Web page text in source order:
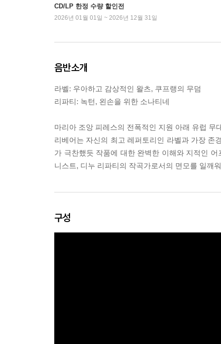
CD/LP 한정 수량 할인전
2026년 01월 01일 ~ 2026년 12월 31일
음반소개
라벨: 우아하고 감상적인 왈츠, 쿠프랭의 무덤
리파티: 녹턴, 왼손을 위한 소나티네
마리아 조앙 피레스의 전폭적인 지원 아래 유럽
리베어는 자신의 최고 레퍼토리인 라벨과 가장 존
가 극찬했듯 작품에 대한 완벽한 이해와 지적인
니스트, 디누 리파티의 작곡가로서의 면모를 일깨
구성